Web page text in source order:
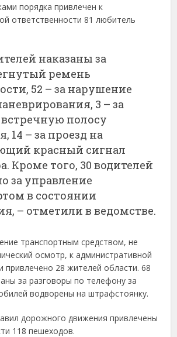
порядка привлечен к
ответственности 81 любитель
наказаны за
ремень
52 – за нарушение
3 – за
полосу
14 – за проезд на
красный сигнал
Кроме того, 30 водителей
за управление
в состоянии
– отметили в ведомстве.
транспортным средством, не
осмотр, к административной
привлечено 28 жителей области. 68
за разговоры по телефону за
водворены на штрафстоянку.
дорожного движения привлечены
118 пешеходов.